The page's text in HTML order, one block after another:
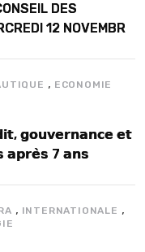
DES
12 NOVEMBRE
, ECONOMIE
𝗴𝗼𝘂𝘃𝗲𝗿𝗻𝗮𝗻𝗰𝗲 𝗲𝘁
𝗮𝗽𝗿𝗲̀𝘀 7 𝗮𝗻𝘀
, INTERNATIONALE ,